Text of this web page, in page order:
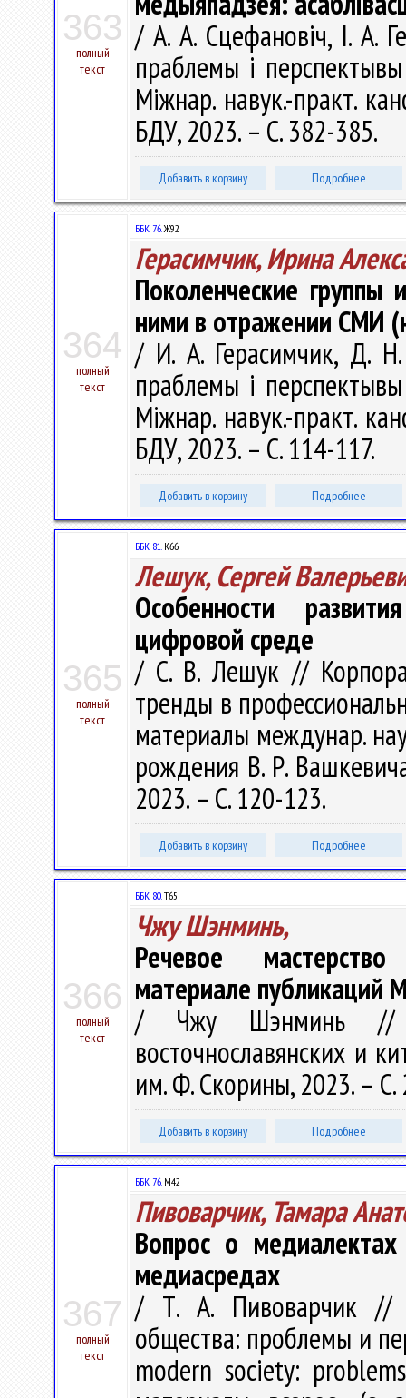
363
полный
текст
/ А. А. Сцефановіч, І. А.
праблемы і
Міжнар. навук.-практ.
БДУ, 2023. – С. 382-385.
Добавить в корзину Подробнее
364
полный
текст
ББК 76.Ж92
Герасимчик, Ирина
Поколенческие группы
ними в отражении СМИ
/ И. А. Герасимчик, Д.
праблемы і
Міжнар. навук.-практ.
БДУ, 2023. – С. 114-117.
Добавить в корзину Подробнее
365
полный
текст
ББК 81.К66
Лешук, Сергей
Особенности
цифровой среде
/ С. В. Лешук //
тренды в
материалы междунар.
рождения В. Р.
2023. – С. 120-123.
Добавить в корзину Подробнее
366
полный
текст
ББК 80.Т65
Чжу Шэнминь,
Речевое
материале публикаций
/ Чжу Шэнминь //
восточнославянских и
им. Ф. Скорины, 2023. –
Добавить в корзину Подробнее
367
полный
текст
ББК 76.М42
Пивоварчик, Тамара
Вопрос о
медиасредах
/ Т. А. Пивоварчик //
общества: проблемы и
modern society: